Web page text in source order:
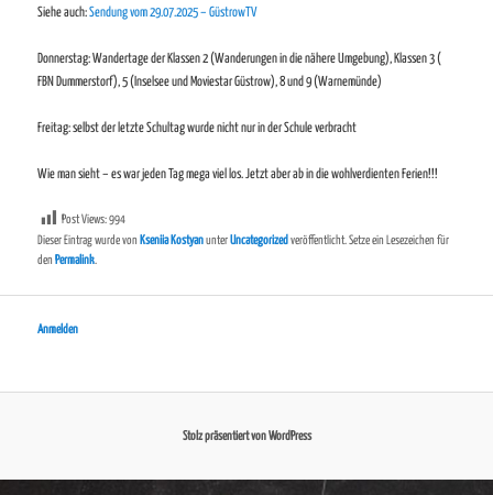
Siehe auch:Sendung vom 29.07.2025 – GüstrowTV
Donnerstag: Wandertage der Klassen 2 (Wanderungen in die nähere Umgebung), Klassen 3 (
FBN Dummerstorf), 5 (Inselsee und Moviestar Güstrow), 8 und 9 (Warnemünde)
Freitag: selbst der letzte Schultag wurde nicht nur in der Schule verbracht
Wie man sieht – es war jeden Tag mega viel los. Jetzt aber ab in die wohlverdienten Ferien!!!
Post Views:994
Dieser Eintrag wurde von Kseniia KostyanunterUncategorizedveröffentlicht. Setze ein Lesezeichen für
denPermalink.
Anmelden
Stolz präsentiert von WordPress